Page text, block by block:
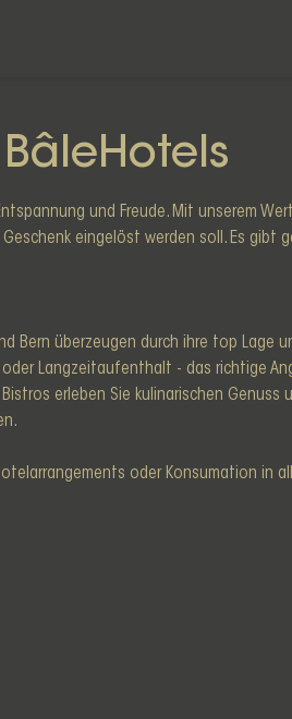
und Freude. Mit unserem
eingelöst werden soll. Es gibt
Bern überzeugen durch ihre top Lage
Langzeitaufenthalt - das richtige
erleben Sie kulinarischen Genuss
oder Konsumation in